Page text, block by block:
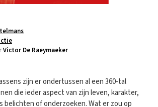
Victor De Raeymaeker
zijn er ondertussen al een 360-tal
die ieder aspect van zijn leven, karakter,
belichten of onderzoeken. Wat er zou op